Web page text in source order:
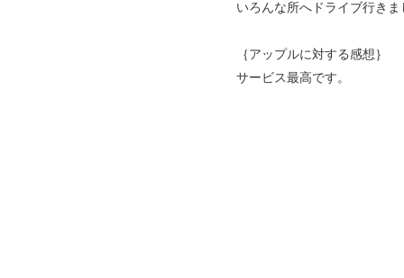
いろんな所へドライブ行きま
｛アップルに対する感想｝
サービス最高です。